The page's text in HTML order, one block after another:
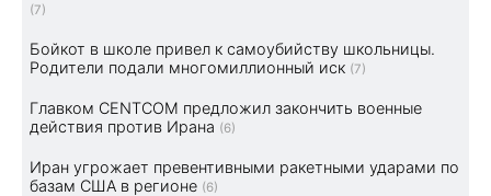
(7)
Бойкот в школе привел к самоубийству школьницы.
Родители подали многомиллионный иск (7)
Главком CENTCOM предложил закончить военные
действия против Ирана (6)
Иран угрожает превентивными ракетными ударами по
базам США в регионе (6)